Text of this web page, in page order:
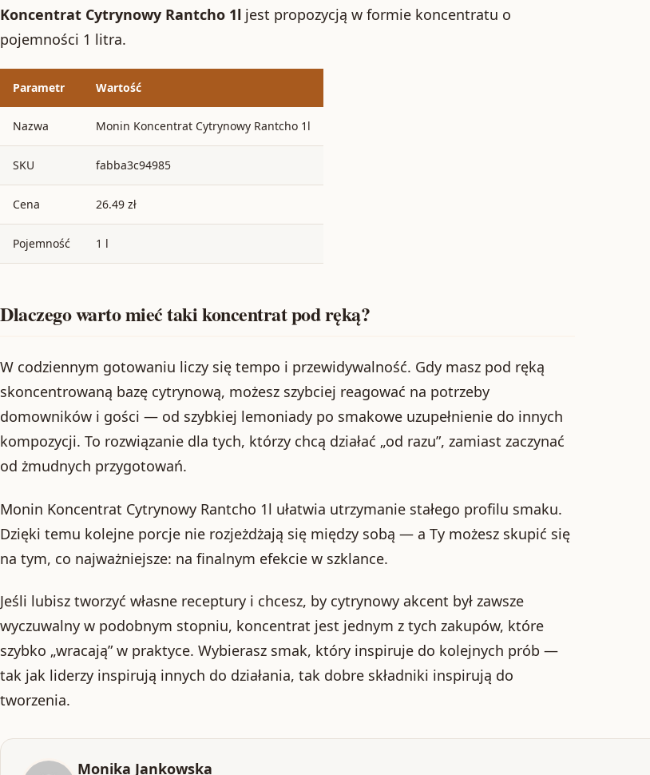
Koncentrat Cytrynowy Rantcho 1l jest propozycją w formie koncentratu o
pojemności 1 litra.
Parametr Wartość
Nazwa Monin Koncentrat Cytrynowy Rantcho 1l
SKU fabba3c94985
Cena 26.49 zł
Pojemność 1 l
Dlaczego warto mieć taki koncentrat pod ręką?
W codziennym gotowaniu liczy się tempo i przewidywalność. Gdy masz pod ręką
skoncentrowaną bazę cytrynową, możesz szybciej reagować na potrzeby
domowników i gości — od szybkiej lemoniady po smakowe uzupełnienie do innych
kompozycji. To rozwiązanie dla tych, którzy chcą działać „od razu”, zamiast zaczynać
od żmudnych przygotowań.
Monin Koncentrat Cytrynowy Rantcho 1l ułatwia utrzymanie stałego profilu smaku.
Dzięki temu kolejne porcje nie rozjeżdżają się między sobą — a Ty możesz skupić się
na tym, co najważniejsze: na finalnym efekcie w szklance.
Jeśli lubisz tworzyć własne receptury i chcesz, by cytrynowy akcent był zawsze
wyczuwalny w podobnym stopniu, koncentrat jest jednym z tych zakupów, które
szybko „wracają” w praktyce. Wybierasz smak, który inspiruje do kolejnych prób —
tak jak liderzy inspirują innych do działania, tak dobre składniki inspirują do
tworzenia.
Monika Jankowska